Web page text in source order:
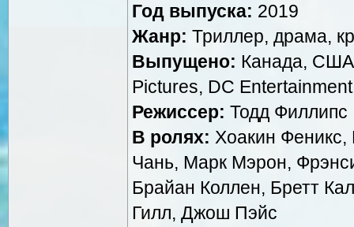
Год выпуска: 2019
Жанр: Триллер, драма,
Выпущено: Канада,
Pictures, DC
Режиссер: Тодд Филлипс
В ролях: Хоакин
Чань, Марк Мэрон,
Брайан Коллен, Бретт
Гилл, Джош Пэйс